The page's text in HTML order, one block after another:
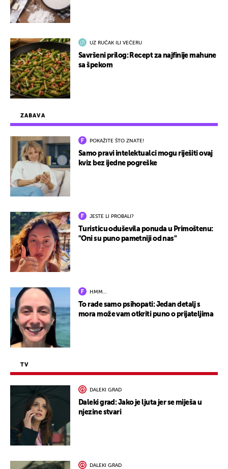
ZABAVA
POKAŽITE ŠTO ZNATE!
Samo pravi intelektualci mogu riješiti ovaj
kviz bez ijedne pogreške
JESTE LI PROBALI?
Turisticu oduševila ponuda u Primoštenu:
"Oni su puno pametniji od nas"
HMM…
To rade samo psihopati: Jedan detalj s
mora može vam otkriti puno o prijateljima
TV
DALEKI GRAD
Daleki grad: Jako je ljuta jer se miješa u
njezine stvari
DALEKI GRAD
UZ RUČAK ILI VEČERU
Savršeni prilog: Recept za najfinije mahune
sa špekom